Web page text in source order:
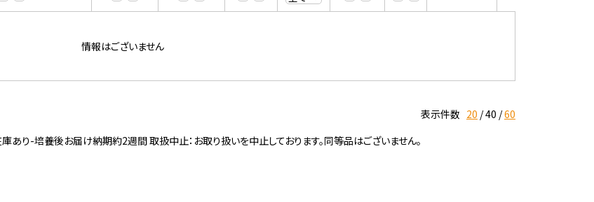
情報はございません
表示件数 20 40 60
り-培養後お届け納期約2週間 取扱中止：お取り扱いを中止しております。同等品はございません。